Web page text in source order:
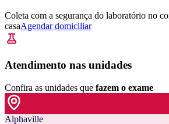
Coleta com a segurança do laboratório no
casaAgendar domiciliar
Atendimento nas unidades
Confira as unidades que fazem o exame
Alphaville